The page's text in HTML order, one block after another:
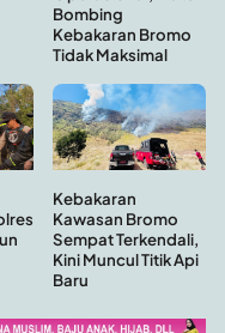
Bombing
Kebakaran Bromo
Tidak Maksimal
Kebakaran
Kawasan Bromo
Sempat Terkendali,
Kini Muncul Titik Api
Baru